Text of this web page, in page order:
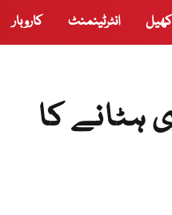
کھیل انٹرٹینمنٹ کاروبار
ہٹانے کا